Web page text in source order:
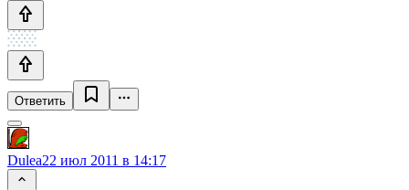
Ответить
Dulea22 июл 2011 в 14:17